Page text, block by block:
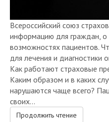
Всероссийский союз
информацию для граждан, о
возможностях пациентов.
для лечения и диагностики
Как работают страховые
Каким образом и в каких
нарушаются чаще всего?
своих...
Продолжить чтение